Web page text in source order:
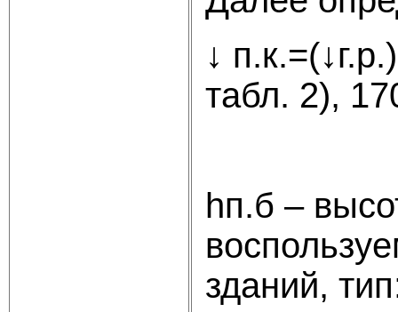
↓
табл. 2),
hп.б –
зданий,